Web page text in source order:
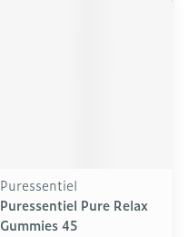
Puressentiel
Puressentiel Pure Relax
Gummies 45